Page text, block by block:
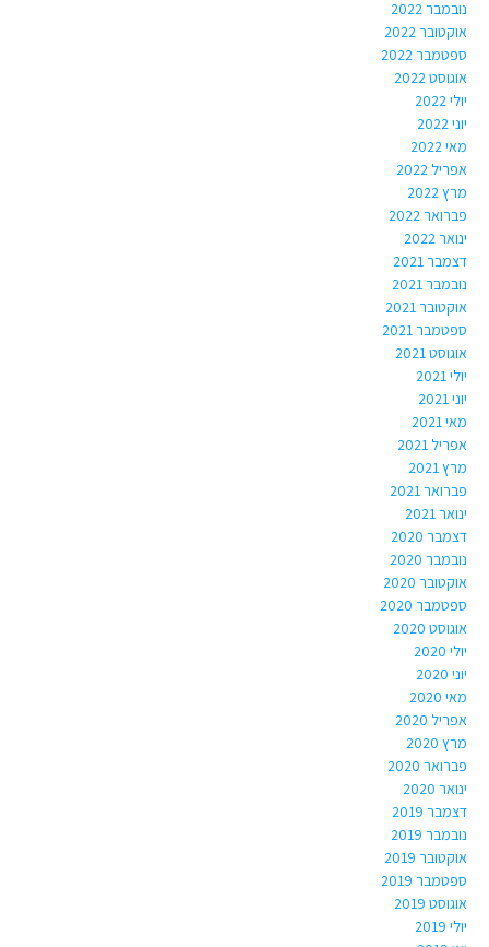
נובמבר 2022
אוקטובר 2022
ספטמבר 2022
אוגוסט 2022
יולי 2022
יוני 2022
מאי 2022
אפריל 2022
מרץ 2022
פברואר 2022
ינואר 2022
דצמבר 2021
נובמבר 2021
אוקטובר 2021
ספטמבר 2021
אוגוסט 2021
יולי 2021
יוני 2021
מאי 2021
אפריל 2021
מרץ 2021
פברואר 2021
ינואר 2021
דצמבר 2020
נובמבר 2020
אוקטובר 2020
ספטמבר 2020
אוגוסט 2020
יולי 2020
יוני 2020
מאי 2020
אפריל 2020
מרץ 2020
פברואר 2020
ינואר 2020
דצמבר 2019
נובמבר 2019
אוקטובר 2019
ספטמבר 2019
אוגוסט 2019
יולי 2019